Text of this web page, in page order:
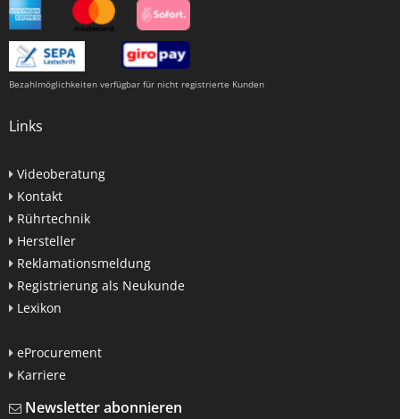
Bezahlmöglichkeiten verfügbar für nicht registrierte Kunden
Links
Videoberatung
Kontakt
Rührtechnik
Hersteller
Reklamationsmeldung
Registrierung als Neukunde
Lexikon
eProcurement
Karriere
Newsletter abonnieren